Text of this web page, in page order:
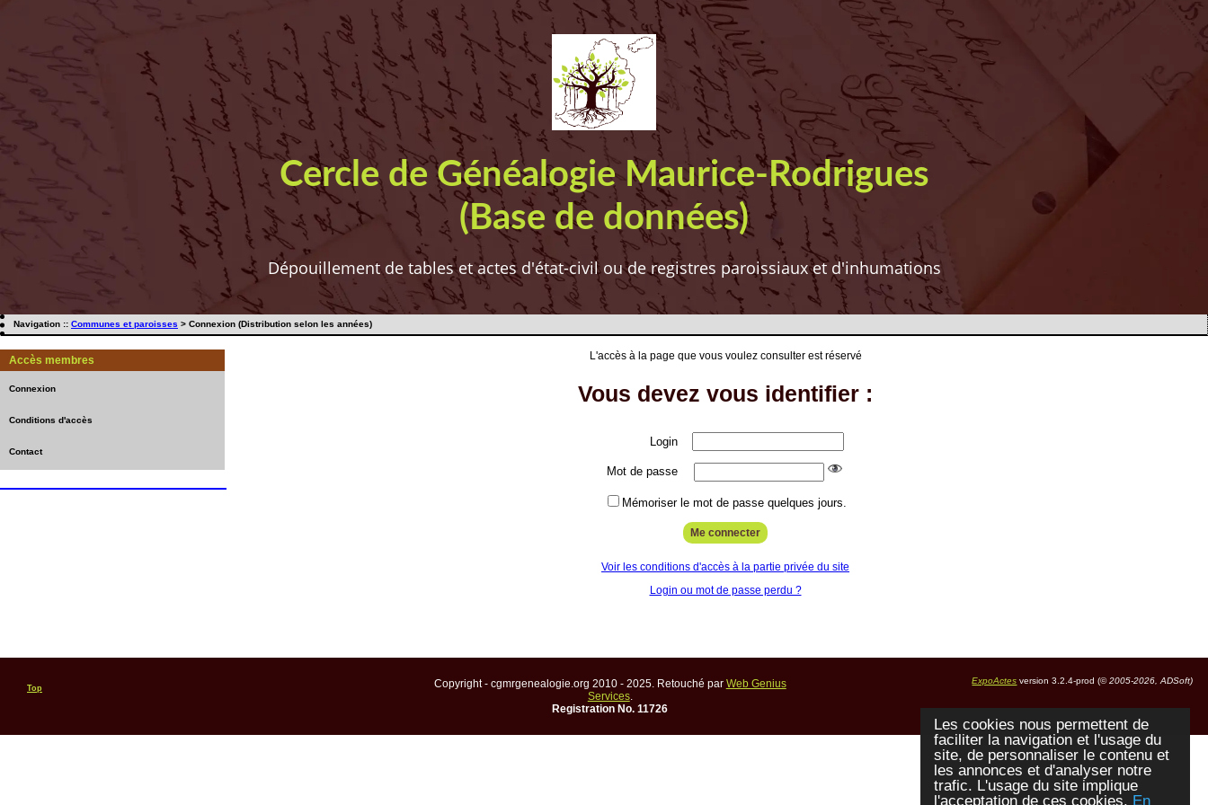
Les cookies nous permettent de
faciliter la navigation et l'usage du
site, de personnaliser le contenu et
les annonces et d'analyser notre
trafic. L'usage du site implique
l'acceptation de ces cookies. En
Cercle de Généalogie Maurice-Rodrigues
(Base de données)
Dépouillement de tables et actes d'état-civil ou de registres paroissiaux et d'inhumations
Navigation :: Communes et paroisses > Connexion (Distribution selon les années)
Accès membres
Connexion
Conditions d'accès
Contact
L'accès à la page que vous voulez consulter est réservé
Vous devez vous identifier :
Login
Mot de passe
Mémoriser le mot de passe quelques jours.
Voir les conditions d'accès à la partie privée du site
Login ou mot de passe perdu ?
Top Copyright - cgmrgenealogie.org 2010 - 2025. Retouché par Web Genius
Services.
Registration No. 11726
ExpoActes version 3.2.4-prod (©2005-2026, ADSoft)